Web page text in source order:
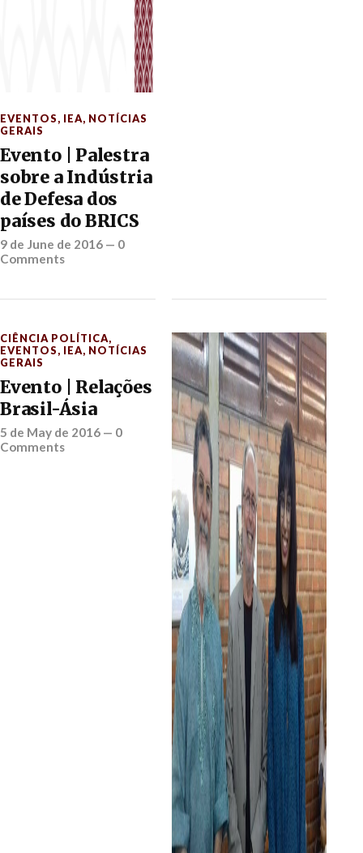
EVENTOS, IEA, NOTÍCIAS
GERAIS
Evento | Palestra
sobre a Indústria
de Defesa dos
países do BRICS
9 de June de 2016 — 0
Comments
CIÊNCIA POLÍTICA,
EVENTOS, IEA, NOTÍCIAS
GERAIS
Evento | Relações
Brasil-Ásia
5 de May de 2016 — 0
Comments